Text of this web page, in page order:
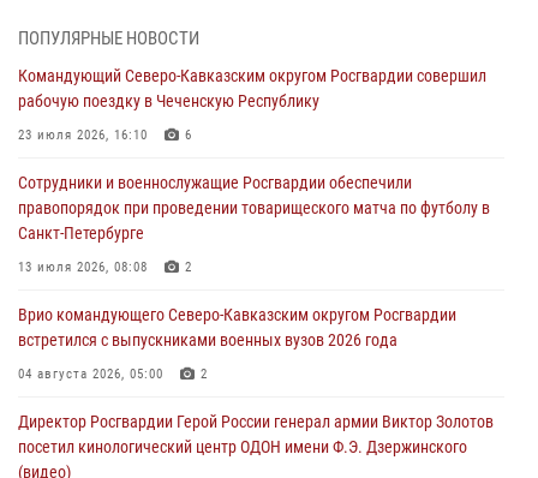
операция войск правопорядка
07 августа 2026, 15:28
пресечена противоправная деятельность, связанная с пропагандой
терроризма (видео)
07 августа 2026, 13:30
нарушений миграционного законодательства
07 августа 2026, 12:54
07 августа 2026, 12:37
ПОПУЛЯРНЫЕ НОВОСТИ
Командующий Северо-Кавказским округом Росгвардии совершил
рабочую поездку в Чеченскую Республику
23 июля 2026, 16:10 6
Сотрудники и военнослужащие Росгвардии обеспечили
правопорядок при проведении товарищеского матча по футболу в
Санкт-Петербурге
13 июля 2026, 08:08 2
Врио командующего Северо-Кавказским округом Росгвардии
встретился с выпускниками военных вузов 2026 года
04 августа 2026, 05:00 2
Директор Росгвардии Герой России генерал армии Виктор Золотов
посетил кинологический центр ОДОН имени Ф.Э. Дзержинского
(видео)